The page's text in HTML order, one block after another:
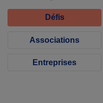
Défis
Associations
Entreprises